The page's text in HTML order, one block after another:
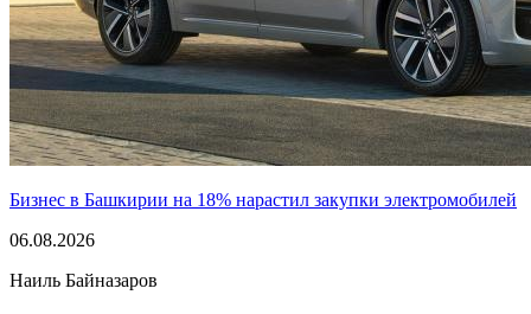
Бизнес в Башкирии на 18% нарастил закупки электромобилей
06.08.2026
Наиль Байназаров